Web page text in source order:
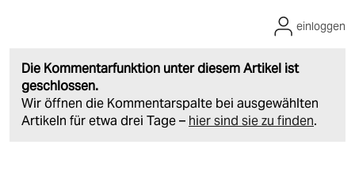
Die Kommentarfunktion unter diesem Artikel ist
geschlossen.
Wir öffnen die Kommentarspalte bei ausgewählten
Artikeln für etwa drei Tage – hier sind sie zu finden.
einloggen